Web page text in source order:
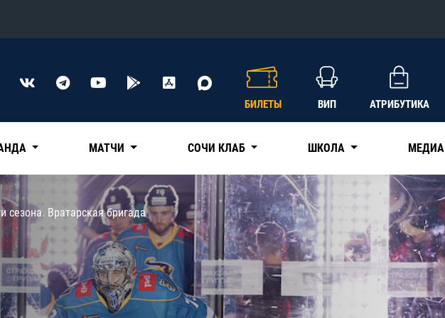
Конференция «Восток»
Нефтехимик
Трактор
Дивизион Чернышева
Авангард
Адмирал
КХЛ
БИЛЕТЫ ВИП АТРИБУТИКА
МАТЧИ СОЧИ КЛАБ ШКОЛА МЕДИА
сезона. Вратарская бригада